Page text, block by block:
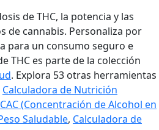
de THC, la potencia y las
de cannabis. Personaliza por
para un consumo seguro e
THC es parte de la colección
. Explora 53 otras herramientas
Calculadora de Nutrición
(Concentración de Alcohol en
Saludable, Calculadora de